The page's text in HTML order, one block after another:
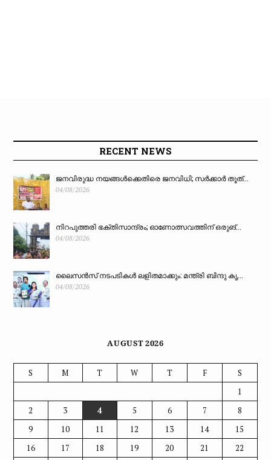
RECENT NEWS
ജനവിരുദ്ധ നയങ്ങൾക്കെതിരെ ജനവിധി; സർക്കാർ തൂത്...
04/08/2026
നിറപുത്തരി ഭക്തിസാന്ദ്രം; ഓണോത്സവത്തിന് ഒരുങ്...
04/08/2026
ലൈസൻസ് നടപടികൾ ലളിതമാക്കും: മന്ത്രി ബിന്ദു കൃ...
04/08/2026
AUGUST 2026
S M T W T F
S
1
2
3 4 5 6 7
8
9
10 11 12 13 14
15
16
17 18 19 20 21
22